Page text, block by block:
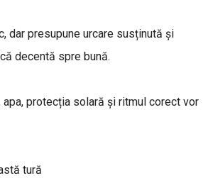
dar presupune urcare susținută și
decentă spre bună.
apa, protecția solară și ritmul corect vor
tură